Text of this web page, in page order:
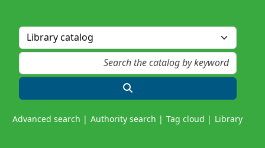
Advanced search Authority search Tag cloud Library